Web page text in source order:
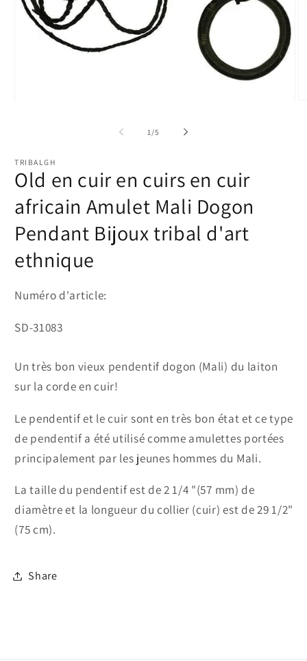
une
fenêtre
modale
1 /de
5
TRIBALGH
Old en cuir en cuirs en cuir
africain Amulet Mali Dogon
Pendant Bijoux tribal d'art
ethnique
Numéro d'article:
SKU:
SD-31083
Un très bon vieux pendentif dogon (Mali) du laiton
sur la corde en cuir!
Le pendentif et le cuir sont en très bon état et ce type
de pendentif a été utilisé comme amulettes portées
principalement par les jeunes hommes du Mali.
La taille du pendentif est de 2 1/4 "(57 mm) de
diamètre et la longueur du collier (cuir) est de 29 1/2"
(75 cm).
Share